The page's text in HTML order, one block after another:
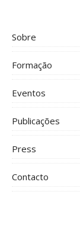
Sobre
Formação
Eventos
Publicações
Press
Contacto